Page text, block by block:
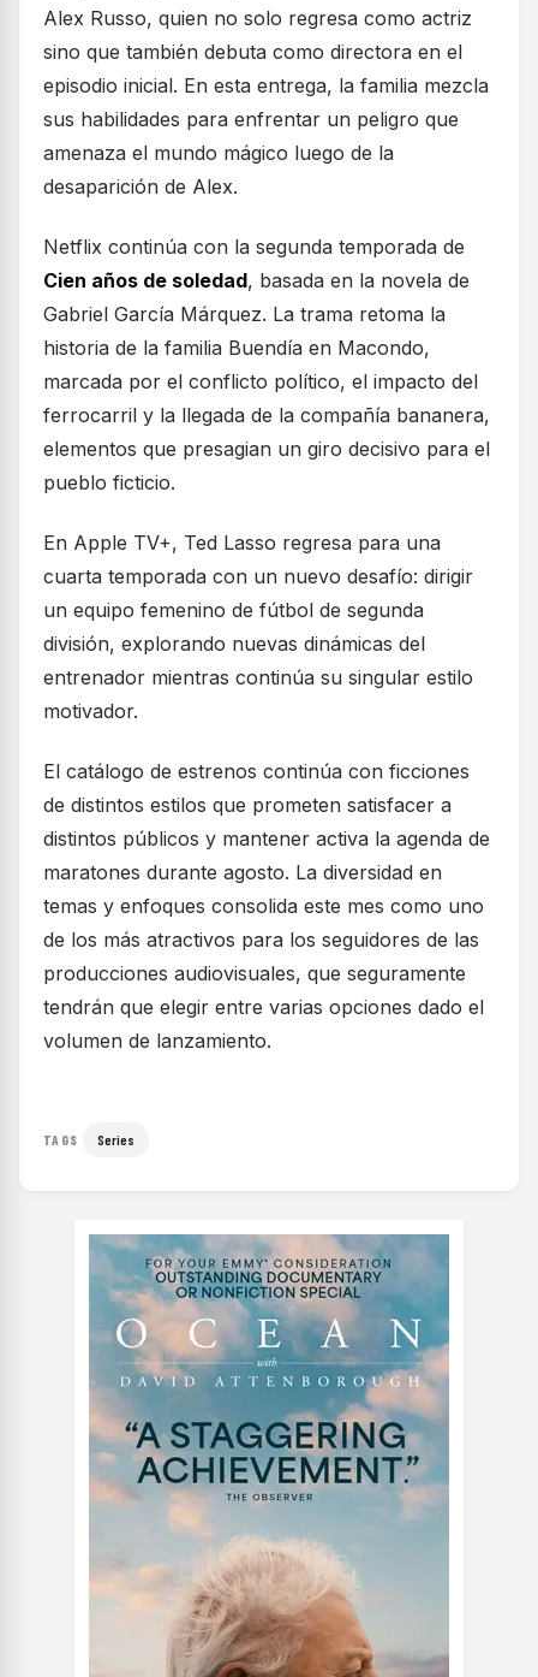
Alex Russo, quien no solo regresa como actriz
sino que también debuta como directora en el
episodio inicial. En esta entrega, la familia mezcla
sus habilidades para enfrentar un peligro que
amenaza el mundo mágico luego de la
desaparición de Alex.
Netflix continúa con la segunda temporada de
Cien años de soledad, basada en la novela de
Gabriel García Márquez. La trama retoma la
historia de la familia Buendía en Macondo,
marcada por el conflicto político, el impacto del
ferrocarril y la llegada de la compañía bananera,
elementos que presagian un giro decisivo para el
pueblo ficticio.
En Apple TV+, Ted Lasso regresa para una
cuarta temporada con un nuevo desafío: dirigir
un equipo femenino de fútbol de segunda
división, explorando nuevas dinámicas del
entrenador mientras continúa su singular estilo
motivador.
El catálogo de estrenos continúa con ficciones
de distintos estilos que prometen satisfacer a
distintos públicos y mantener activa la agenda de
maratones durante agosto. La diversidad en
temas y enfoques consolida este mes como uno
de los más atractivos para los seguidores de las
producciones audiovisuales, que seguramente
tendrán que elegir entre varias opciones dado el
volumen de lanzamiento.
TAGS Series